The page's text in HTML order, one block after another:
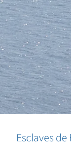
Esclaves